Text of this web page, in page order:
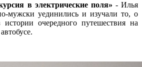
в электрические поля» - Илья
мужски уединились и изучали то, о
истории очередного путешествия на